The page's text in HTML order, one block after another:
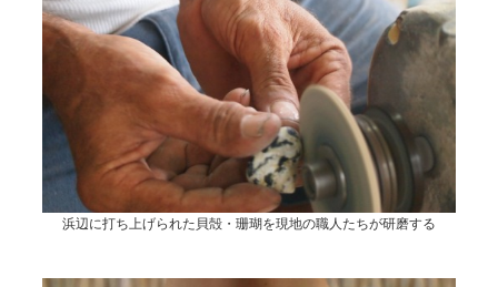
浜辺に打ち上げられた貝殻・珊瑚を現地の職人たちが研磨する